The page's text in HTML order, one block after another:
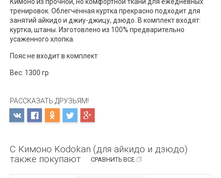
Кимоно из прочной, но комфортной ткани для ежедневных
тренировок. Облегчённая куртка прекрасно подходит для
занятий айкидо и джиу-джицу, дзюдо. В комплект входят:
куртка, штаны. Изготовлено из 100% предварительно
усаженного хлопка.
Пояс не входит в комплект
Вес: 1300 гр
РАССКАЗАТЬ ДРУЗЬЯМ!
С Кимоно Kodokan (для айкидо и дзюдо)
также покупают
СРАВНИТЬ ВСЕ